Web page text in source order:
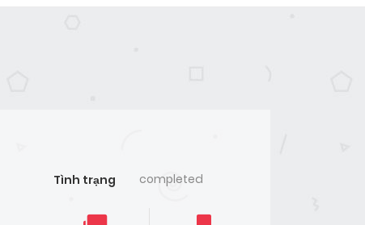
Tình trạng completed